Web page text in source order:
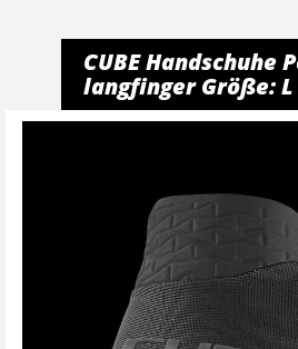
CUBE Handschuhe
langfinger Größe: L